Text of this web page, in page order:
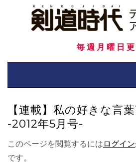
毎週月曜日
【連載】私の好きな言
-2012年5月号-
このページを閲覧するには ログイン
です。